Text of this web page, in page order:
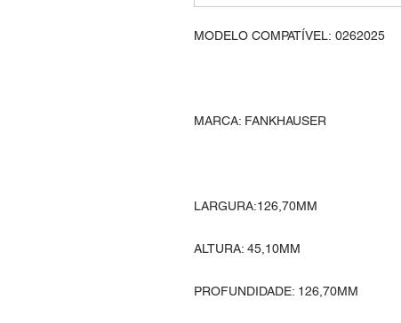
MODELO COMPATÍVEL: 0262025
MARCA: FANKHAUSER
LARGURA:126,70MM
ALTURA: 45,10MM
PROFUNDIDADE: 126,70MM